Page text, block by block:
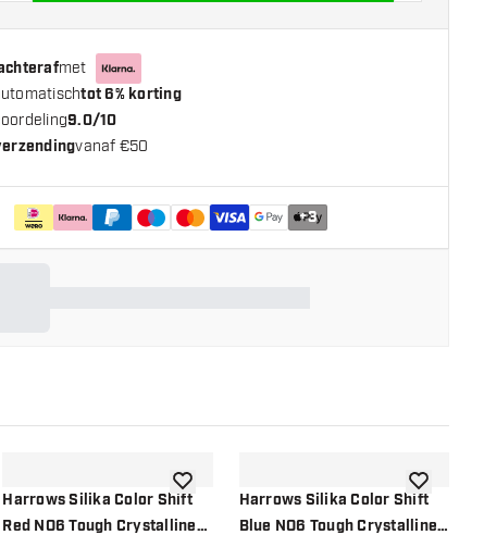
met
tot 6% korting
9.0/10
vanaf €50
+3
aan verlanglijst
Harrows Silika Color Shift
Red NO6 Tough Crystalline
toevoegen aan verlanglijst
Harrows Silika Color Shift
Blue NO6 Tough Crystalline